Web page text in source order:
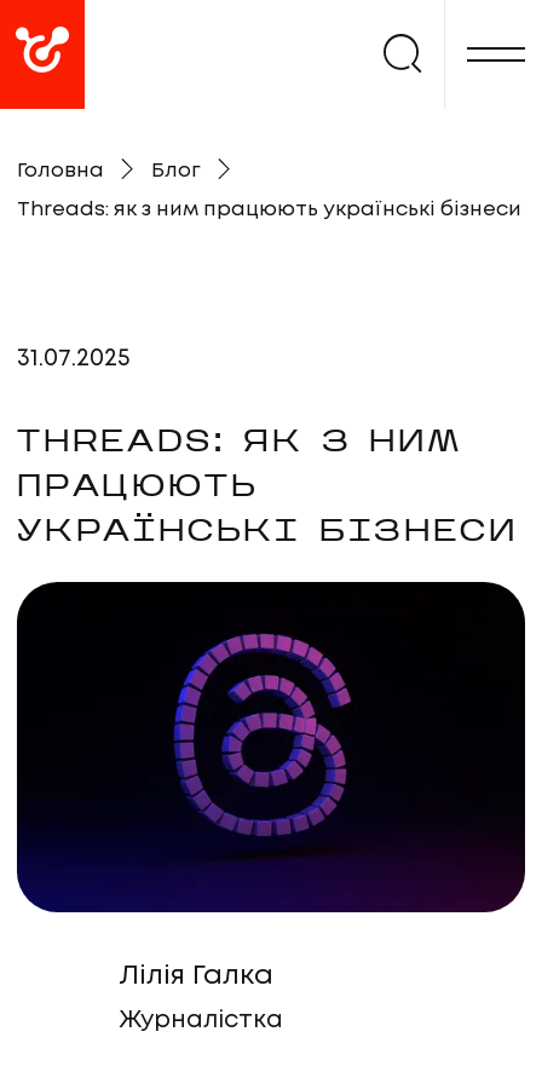
Головна Блог
Threads: як з ним працюють українські бізнеси
31 .07.2025
THREADS: ЯК З НИМ
ПРАЦЮЮТЬ
УКРАЇНСЬКІ БІЗНЕСИ
Лілія Галка
Журналістка